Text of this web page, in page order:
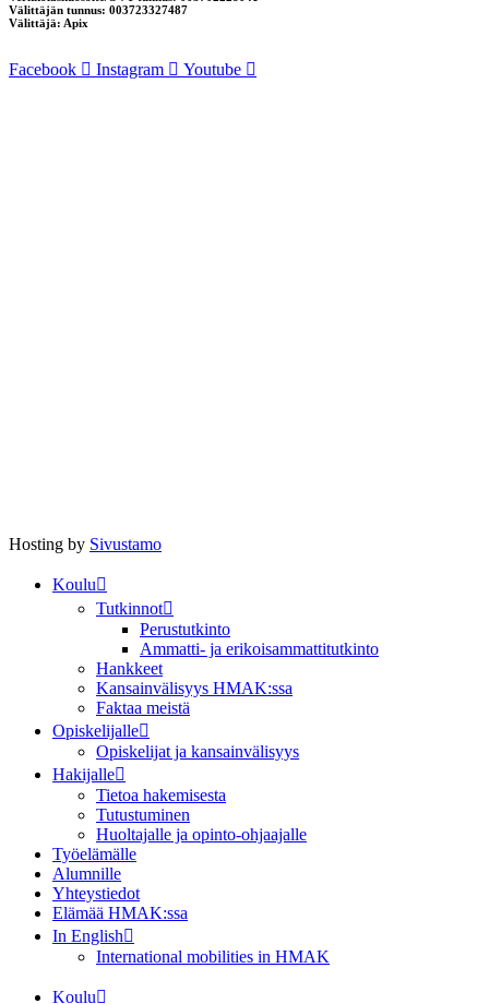
Välittäjän tunnus: 003723327487
Välittäjä: Apix
Facebook Instagram Youtube
Hosting by Sivustamo
Koulu
Tutkinnot
Perustutkinto
Ammatti- ja erikoisammattitutkinto
Hankkeet
Kansainvälisyys HMAK:ssa
Faktaa meistä
Opiskelijalle
Opiskelijat ja kansainvälisyys
Hakijalle
Tietoa hakemisesta
Tutustuminen
Huoltajalle ja opinto-ohjaajalle
Työelämälle
Alumnille
Yhteystiedot
Elämää HMAK:ssa
In English
International mobilities in HMAK
Koulu